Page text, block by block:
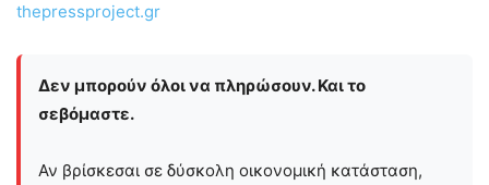
thepressproject.gr
Δεν μπορούν όλοι να πληρώσουν. Και το
σεβόμαστε.
Αν βρίσκεσαι σε δύσκολη οικονομική κατάσταση,